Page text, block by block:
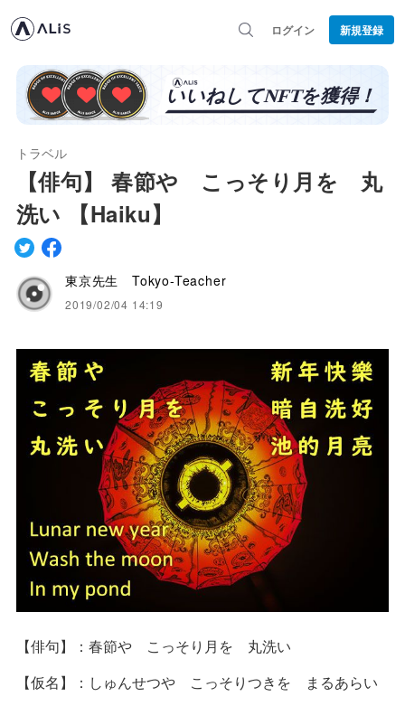
ログイン 新規登録
トラベル
【俳句】 春節や こっそり月を 丸
洗い 【Haiku】
東京先生 Tokyo-Teacher
2019/02/04 14:19
【俳句】：春節や こっそり月を 丸洗い
【仮名】：しゅんせつや こっそりつきを まるあらい